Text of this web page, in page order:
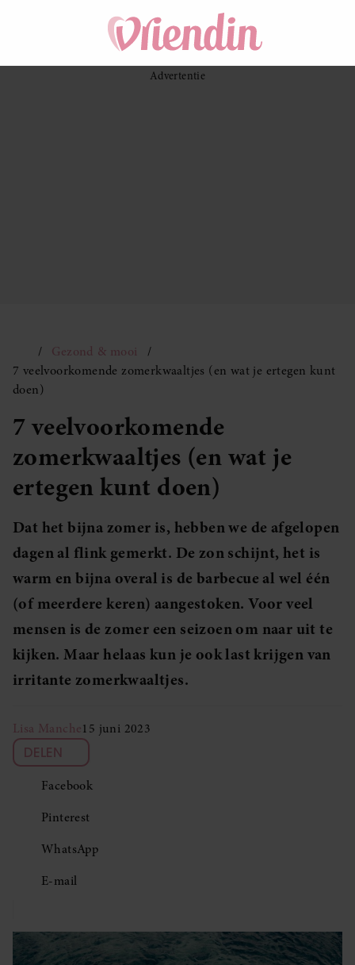
Gezond & mooi
7 veelvoorkomende zomerkwaaltjes (en wat je ertegen kunt
doen)
7 veelvoorkomende
zomerkwaaltjes (en wat je
ertegen kunt doen)
Dat het bijna zomer is, hebben we de afgelopen
dagen al flink gemerkt. De zon schijnt, het is
warm en bijna overal is de barbecue al wel één
(of meerdere keren) aangestoken. Voor veel
mensen is de zomer een seizoen om naar uit te
kijken. Maar helaas kun je ook last krijgen van
irritante zomerkwaaltjes.
Lisa Manche15 juni 2023
DELEN
Facebook
Pinterest
WhatsApp
E-mail